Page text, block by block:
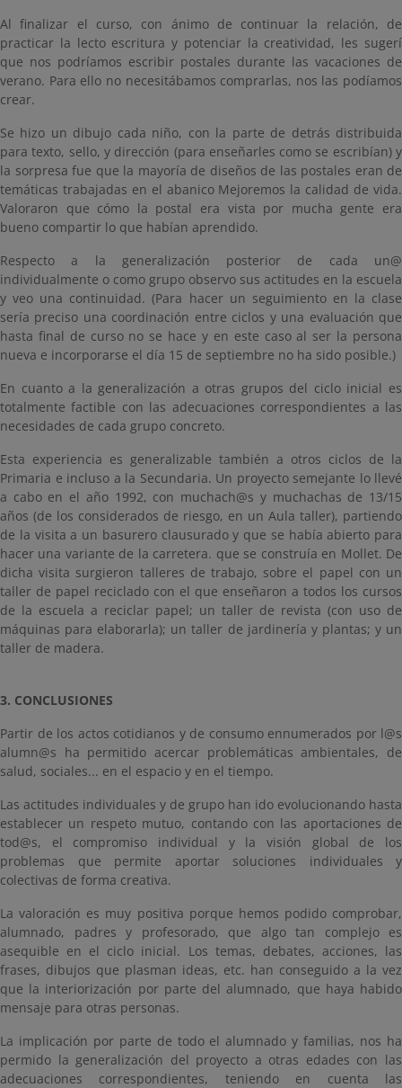
Al finalizar el curso, con ánimo de continuar la relación, de
practicar la lecto escritura y potenciar la creatividad, les sugerí
que nos podríamos escribir postales durante las vacaciones de
verano. Para ello no necesitábamos comprarlas, nos las podíamos
crear.
Se hizo un dibujo cada niño, con la parte de detrás distribuida
para texto, sello, y dirección (para enseñarles como se escribían) y
la sorpresa fue que la mayoría de diseños de las postales eran de
temáticas trabajadas en el abanico Mejoremos la calidad de vida.
Valoraron que cómo la postal era vista por mucha gente era
bueno compartir lo que habían aprendido.
Respecto a la generalización posterior de cada un@
individualmente o como grupo observo sus actitudes en la escuela
y veo una continuidad. (Para hacer un seguimiento en la clase
sería preciso una coordinación entre ciclos y una evaluación que
hasta final de curso no se hace y en este caso al ser la persona
nueva e incorporarse el día 15 de septiembre no ha sido posible.)
En cuanto a la generalización a otras grupos del ciclo inicial es
totalmente factible con las adecuaciones correspondientes a las
necesidades de cada grupo concreto.
Esta experiencia es generalizable también a otros ciclos de la
Primaria e incluso a la Secundaria. Un proyecto semejante lo llevé
a cabo en el año 1992, con muchach@s y muchachas de 13/15
años (de los considerados de riesgo, en un Aula taller), partiendo
de la visita a un basurero clausurado y que se había abierto para
hacer una variante de la carretera. que se construía en Mollet. De
dicha visita surgieron talleres de trabajo, sobre el papel con un
taller de papel reciclado con el que enseñaron a todos los cursos
de la escuela a reciclar papel; un taller de revista (con uso de
máquinas para elaborarla); un taller de jardinería y plantas; y un
taller de madera.
3. CONCLUSIONES
Partir de los actos cotidianos y de consumo ennumerados por l@s
alumn@s ha permitido acercar problemáticas ambientales, de
salud, sociales... en el espacio y en el tiempo.
Las actitudes individuales y de grupo han ido evolucionando hasta
establecer un respeto mutuo, contando con las aportaciones de
tod@s, el compromiso individual y la visión global de los
problemas que permite aportar soluciones individuales y
colectivas de forma creativa.
La valoración es muy positiva porque hemos podido comprobar,
alumnado, padres y profesorado, que algo tan complejo es
asequible en el ciclo inicial. Los temas, debates, acciones, las
frases, dibujos que plasman ideas, etc. han conseguido a la vez
que la interiorización por parte del alumnado, que haya habido
mensaje para otras personas.
La implicación por parte de todo el alumnado y familias, nos ha
permido la generalización del proyecto a otras edades con las
adecuaciones correspondientes, teniendo en cuenta las